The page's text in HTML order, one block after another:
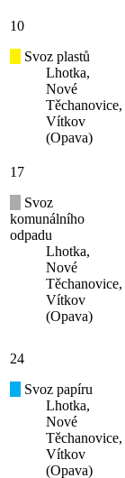
10
Svoz plastů
Lhotka,
Nové
Těchanovice,
Vítkov
(Opava)
17
Svoz
komunálního
odpadu
Lhotka,
Nové
Těchanovice,
Vítkov
(Opava)
24
Svoz papíru
Lhotka,
Nové
Těchanovice,
Vítkov
(Opava)